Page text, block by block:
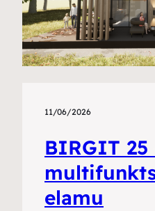
11/06/2026
BIRGIT 25
elamu